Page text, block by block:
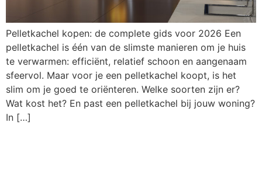
Pelletkachel kopen: de complete gids voor 2026 Een
pelletkachel is één van de slimste manieren om je huis
te verwarmen: efficiënt, relatief schoon en aangenaam
sfeervol. Maar voor je een pelletkachel koopt, is het
slim om je goed te oriënteren. Welke soorten zijn er?
Wat kost het? En past een pelletkachel bij jouw woning?
In […]